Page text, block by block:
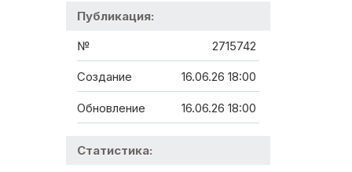
Публикация:
№ 2715742
Создание 16.06.26 18:00
Обновление 16.06.26 18:00
Статистика: